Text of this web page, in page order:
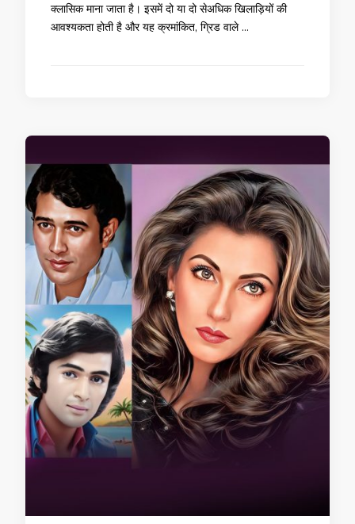
क्लासिक माना जाता है। इसमें दो या दो सेअधिक खिलाड़ियों की
आवश्यकता होती है और यह क्रमांकित, ग्रिड वाले …